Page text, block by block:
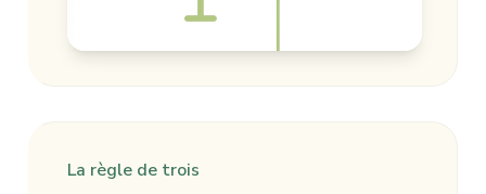
La règle de trois